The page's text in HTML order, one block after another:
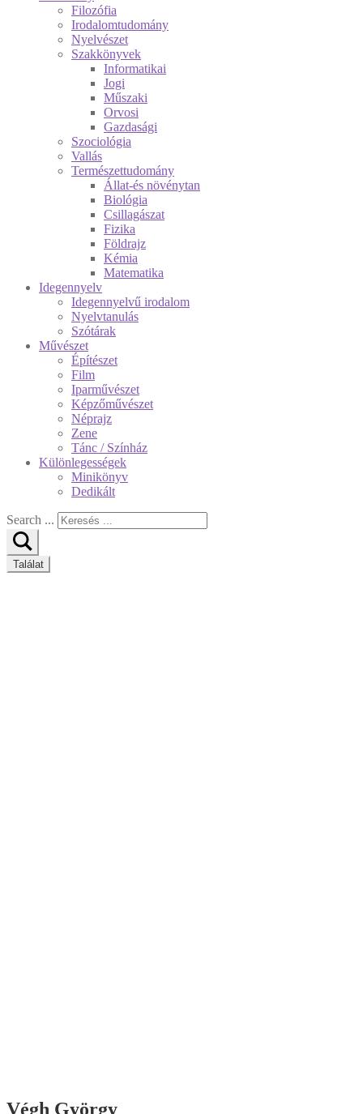
Filozófia
Irodalomtudomány
Nyelvészet
Szakkönyvek
Informatikai
Jogi
Műszaki
Orvosi
Gazdasági
Szociológia
Vallás
Természettudomány
Állat-és növénytan
Biológia
Csillagászat
Fizika
Földrajz
Kémia
Matematika
Idegennyelv
Idegennyelvű irodalom
Nyelvtanulás
Szótárak
Művészet
Építészet
Film
Iparművészet
Képzőművészet
Néprajz
Zene
Tánc / Színház
Különlegességek
Minikönyv
Dedikált
Search ...
Találat
Végh György